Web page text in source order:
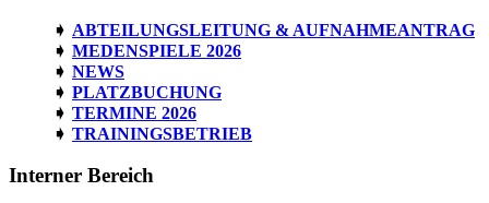
ABTEILUNGSLEITUNG & AUFNAHMEANTRAG
MEDENSPIELE 2026
NEWS
PLATZBUCHUNG
TERMINE 2026
TRAININGSBETRIEB
Interner Bereich